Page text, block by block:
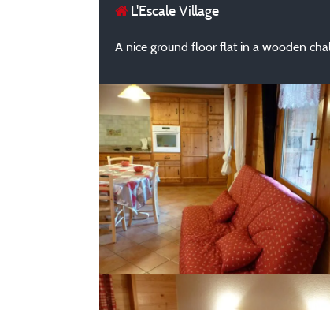
L'Escale Village
A nice ground floor flat in a wooden